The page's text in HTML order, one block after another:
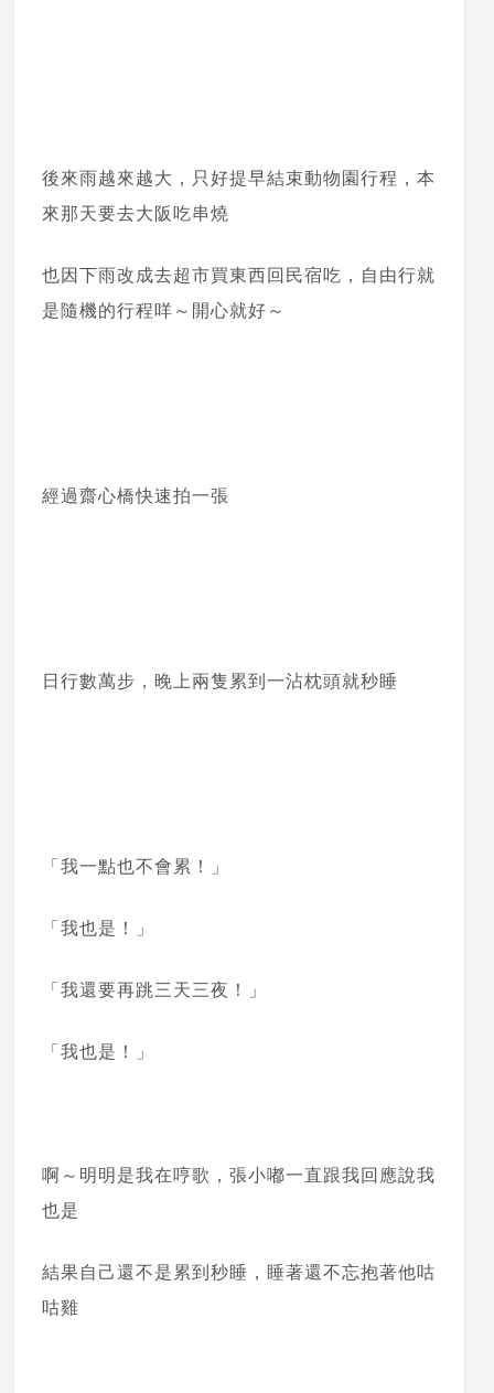
後來雨越來越大，只好提早結束動物園行程，本
來那天要去大阪吃串燒
也因下雨改成去超市買東西回民宿吃，自由行就
是隨機的行程咩～開心就好～
經過齋心橋快速拍一張
日行數萬步，晚上兩隻累到一沾枕頭就秒睡
「我一點也不會累！」
「我也是！」
「我還要再跳三天三夜！」
「我也是！」
啊～明明是我在哼歌，張小嘟一直跟我回應說我
也是
結果自己還不是累到秒睡，睡著還不忘抱著他咕
咕雞